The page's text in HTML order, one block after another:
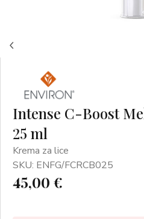
Intense C-Boost
25 ml
Krema za lice
SKU: ENFG/FCRCB025
45,00 €